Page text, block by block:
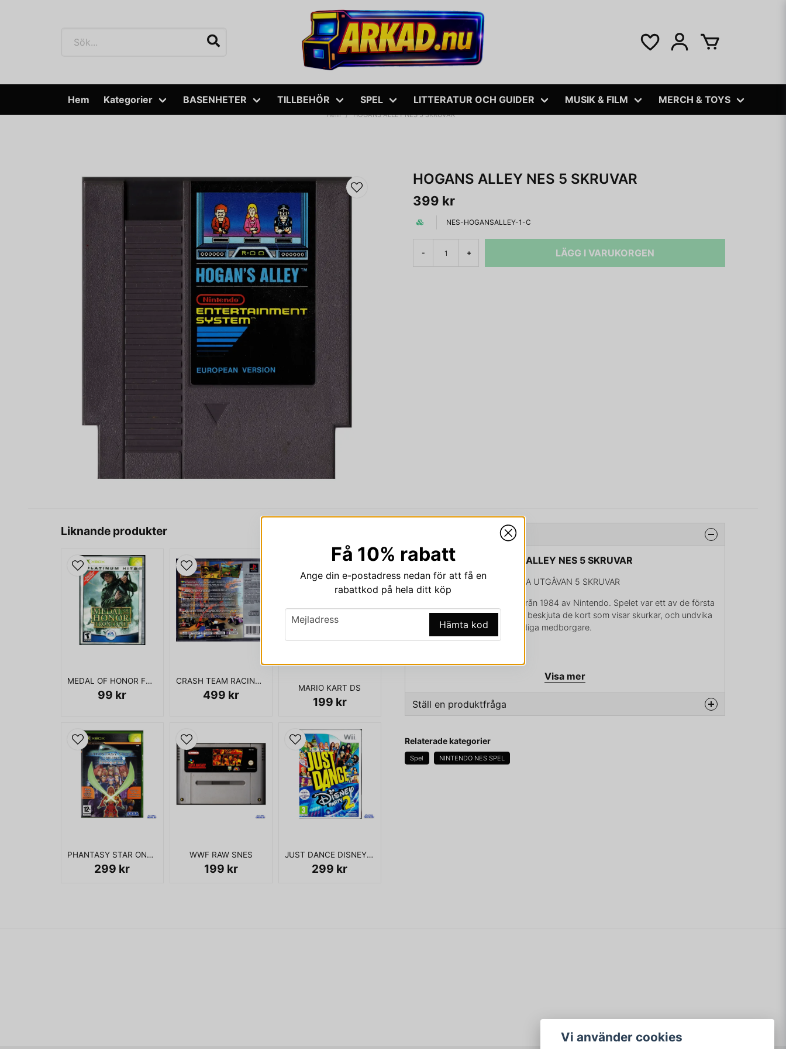
Hem Kategorier BASENHETER TILLBEHÖR SPEL LITTERATUR OCH GUIDER MUSIK & FILM MERCH & TOYS
Hem HOGANS ALLEY NES 5 SKRUVAR
HOGANS ALLEY NES 5 SKRUVAR
399 kr
NES-HOGANSALLEY-1-C
- + LÄGG I VARUKORGEN
Liknande produkter
MEDAL OF HONOR FRONTLINE XBOX USA
99 kr
CRASH TEAM RACING PS1
499 kr MARIO KART DS
199 kr
PHANTASY STAR ONLINE EPISODE I & II XBOX
299 kr
WWF RAW SNES
199 kr
JUST DANCE DISNEY PARTY 2 WII
299 kr
Beskrivning av HOGANS ALLEY NES 5 SKRUVAR
HOGAN'S ALLEY NES FÖRSTA UTGÅVAN 5 SKRUVAR
Hogan's Alley är ett TV-spel från 1984 av Nintendo. Spelet var ett av de första
ljuspistolspelen. Det gäller att beskjuta de kort som visar skurkar, och undvika
att skjuta de som visar oskyldiga medborgare.
ENDAST KASSETT
Visa mer
Ställ en produktfråga
Fråga oss något om denna produkten...
Relaterade kategorier
Spel NINTENDO NES SPEL
Få 10% rabatt
Ange din e-postadress nedan för att få en
rabattkod på hela ditt köp
email
Mejladress Hämta kod
Vi använder cookies